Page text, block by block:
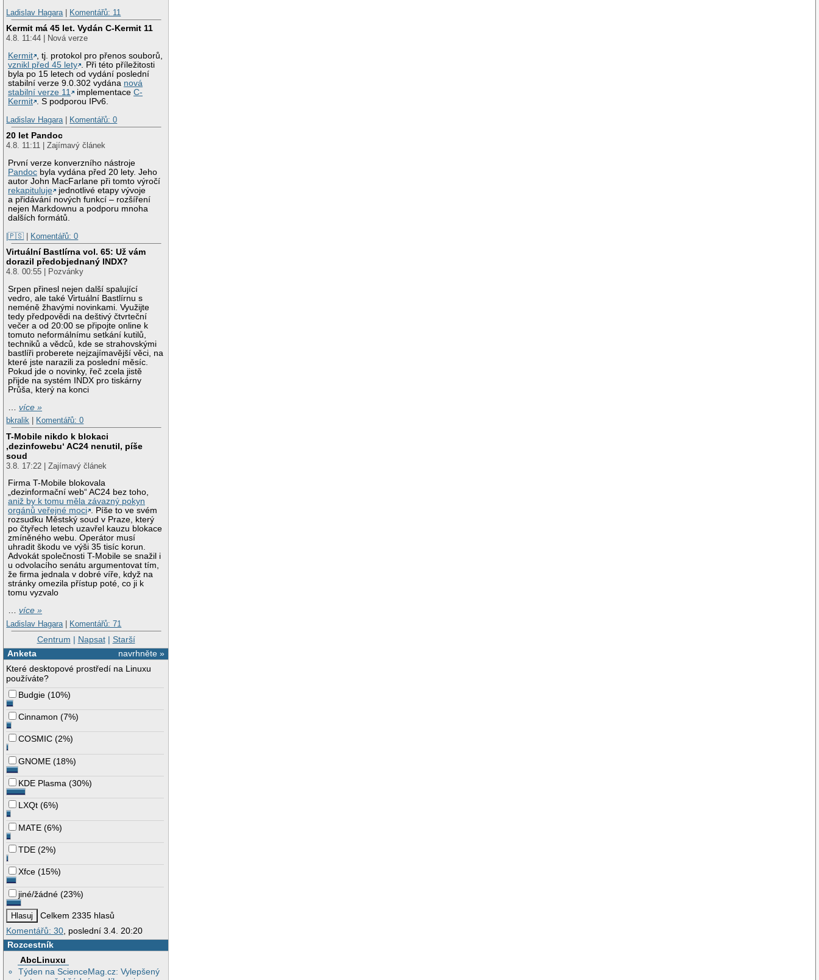
Ladislav Hagara | Komentářů: 11
Kermit má 45 let. Vydán C-Kermit 11
4.8. 11:44 | Nová verze
Kermit , tj. protokol pro přenos souborů,
vznikl před 45 lety . Při této příležitosti
byla po 15 letech od vydání poslední
stabilní verze 9.0.302 vydána nová
stabilní verze 11
implementaceC-
Kermit . S podporou IPv6.
Ladislav Hagara | Komentářů: 0
20 let Pandoc
4.8. 11:11 | Zajímavý článek
První verze konverzního nástroje
Pandoc byla vydána před 20 lety. Jeho
autor John MacFarlane při tomto výročí
rekapituluje
jednotlivé etapy vývoje
a přidávání nových funkcí – rozšíření
nejen Markdownu a podporu mnoha
dalších formátů.
|🇵🇸 | Komentářů: 0
Virtuální Bastlírna vol. 65: Už vám
dorazil předobjednaný INDX?
4.8. 00:55 | Pozvánky
Srpen přinesl nejen další spalující
vedro, ale také Virtuální Bastlírnu s
neméně žhavými novinkami. Využijte
tedy předpovědi na deštivý čtvrteční
večer a od 20:00 se připojte online k
tomuto neformálnímu setkání kutilů,
techniků a vědců, kde se strahovskými
bastlíři proberete nejzajímavější věci, na
které jste narazili za poslední měsíc.
Pokud jde o novinky, řeč zcela jistě
přijde na systém INDX pro tiskárny
Průša, který na konci
…více »
bkralik
Komentářů: 0
T-Mobile nikdo k blokaci
‚dezinfowebu‘ AC24 nenutil, píše
soud
3.8. 17:22 | Zajímavý článek
Firma T-Mobile blokovala
„dezinformační web“ AC24 bez toho,
aniž by k tomu měla závazný pokyn
orgánů veřejné moci . Píše to ve svém
rozsudku Městský soud v Praze, který
po čtyřech letech uzavřel kauzu blokace
zmíněného webu. Operátor musí
uhradit škodu ve výši 35 tisíc korun.
Advokát společnosti T-Mobile se snažil i
u odvolacího senátu argumentovat tím,
že firma jednala v dobré víře, když na
stránky omezila přístup poté, co ji k
tomu vyzvalo
…více »
Ladislav Hagara | Komentářů: 71
Centrum | Napsat| Starší
navrhněte »
Anketa
Které desktopové prostředí na Linuxu
používáte?
Budgie (10%)
Cinnamon (7%)
COSMIC (2%)
GNOME (18%)
KDE Plasma (30%)
LXQt (6%)
MATE (6%)
TDE (2%)
Xfce (15%)
jiné/žádné (23%)
Celkem 2335 hlasů
Komentářů: 30, poslední 3.4. 20:20
Rozcestník
AbcLinuxu
Týden na ScienceMag.cz: Vylepšený